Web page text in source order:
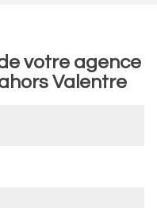
votre agence
Valentre